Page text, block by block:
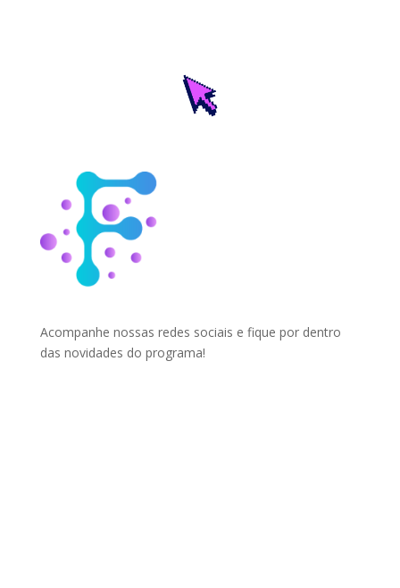
Acompanhe nossas redes sociais e fique por dentro
das novidades do programa!